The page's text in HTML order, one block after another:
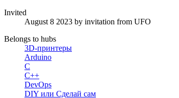
Invited
August 8 2023 by invitation from UFO
Belongs to hubs
3D-принтеры
Arduino
C
C++
DevOps
DIY или Сделай сам